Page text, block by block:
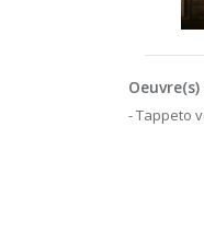
- Tappeto